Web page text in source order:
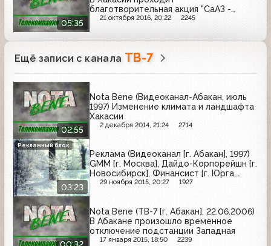
05:35
благотворительная акция "СаАЗ -
детям республики", в Абаканском
21 октября 2016, 20:22 2245
Ещё записи с канала ТВ-7
02:55
Nota Bene (Видеоканал-Абакан, июль
1997) Изменение климата и ландшафта
Хакасии
2 декабря 2014, 21:24 2714
03:23
Реклама (Видеоканал [г. Абакан], 1997)
GMM [г. Москва], Дайдо-Корпорейшн [г.
Новосибирск], Финансист [г. Юрга,
Кемеровская область], Аспект [г.
29 ноября 2015, 20:27 1927
Рекламный блок
Nota Bene (ТВ-7 [г. Абакан], 22.06.2006)
В Абакане произошло временное
отключение подстанции Западная
17 января 2015, 18:50 2239